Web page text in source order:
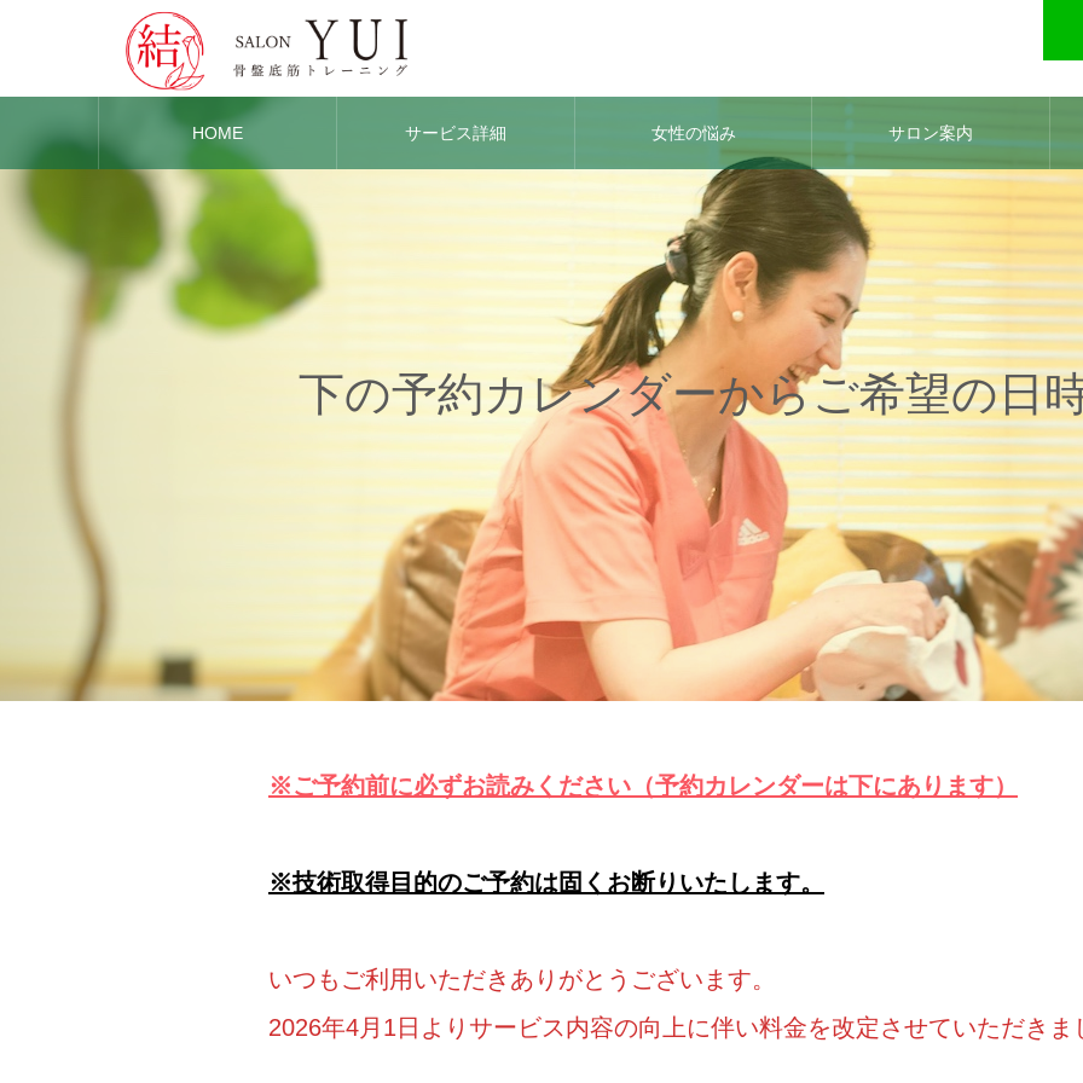
HOME サービス詳細 女性の悩み サロン案内
下の予約カレンダーからご希望の日
※ご予約前に必ずお読みください（予約カレンダーは下にあります）
※技術取得目的のご予約は固くお断りいたします。
いつもご利用いただきありがとうございます。
2026年4月1日よりサービス内容の向上に伴い料金を改定させていただきま